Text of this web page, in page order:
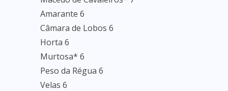
Amarante 6
Câmara de Lobos 6
Horta 6
Murtosa* 6
Peso da Régua 6
Velas 6